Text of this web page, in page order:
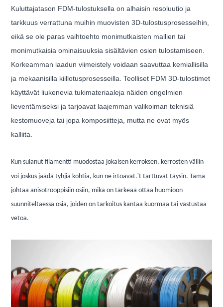
Kuluttajatason FDM-tulostuksella on alhaisin resoluutio ja
tarkkuus verrattuna muihin muovisten 3D-tulostusprosesseihin,
eikä se ole paras vaihtoehto monimutkaisten mallien tai
monimutkaisia ​​ominaisuuksia sisältävien osien tulostamiseen.
Korkeamman laadun viimeistely voidaan saavuttaa kemiallisilla
ja mekaanisilla kiillotusprosesseilla. Teolliset FDM 3D-tulostimet
käyttävät liukenevia tukimateriaaleja näiden ongelmien
lieventämiseksi ja tarjoavat laajemman valikoiman teknisiä
kestomuoveja tai jopa komposiitteja, mutta ne ovat myös
kalliita.
Kun sulanut filamentti muodostaa jokaisen kerroksen, kerrosten väliin
voi joskus jäädä tyhjiä kohtia, kun ne irtoavat.'t tarttuvat täysin. Tämä
johtaa anisotrooppisiin osiin, mikä on tärkeää ottaa huomioon
suunniteltaessa osia, joiden on tarkoitus kantaa kuormaa tai vastustaa
vetoa.